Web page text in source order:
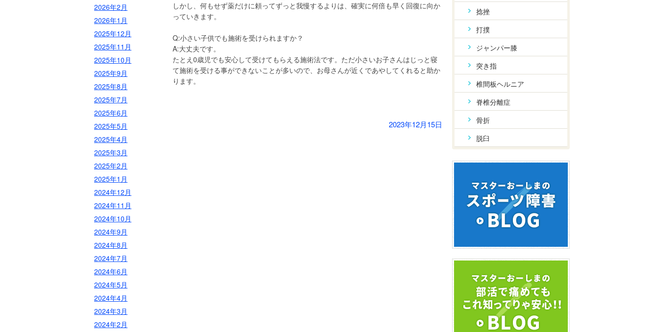
しかし、何もせず薬だけに頼ってずっと我慢するよりは、確実に何倍も早く回復に向か
っていきます。
Q:小さい子供でも施術を受けられますか？
A:大丈夫です。
たとえ0歳児でも安心して受けてもらえる施術法です。ただ小さいお子さんはじっと寝
て施術を受ける事ができないことが多いので、お母さんが近くであやしてくれると助か
ります。
2023年12月15日
2026年2月
2026年1月
2025年12月
2025年11月
2025年10月
2025年9月
2025年8月
2025年7月
2025年6月
2025年5月
2025年4月
2025年3月
2025年2月
2025年1月
2024年12月
2024年11月
2024年10月
2024年9月
2024年8月
2024年7月
2024年6月
2024年5月
2024年4月
2024年3月
2024年2月
捻挫
打撲
ジャンパー膝
突き指
椎間板ヘルニア
脊椎分離症
骨折
脱臼